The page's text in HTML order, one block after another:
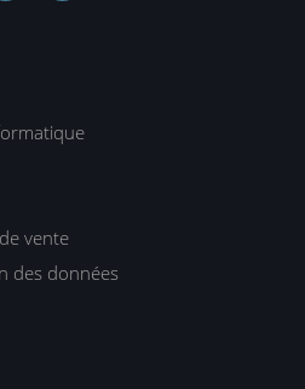
vente
des données